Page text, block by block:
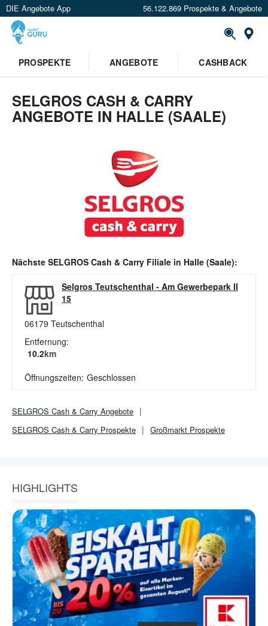
DIE Angebote App 56.122.869 Prospekte & Angebote
PROSPEKTE
ANGEBOTE CASHBACK
SELGROS CASH & CARRY
ANGEBOTE IN HALLE (SAALE)
Nächste SELGROS Cash & Carry Filiale in Halle (Saale):
Selgros Teutschenthal - Am Gewerbepark II
15
06179 Teutschenthal
Entfernung:
10.2km
Öffnungszeiten: Geschlossen
SELGROS Cash & Carry Angebote
SELGROS Cash & Carry Prospekte Großmarkt Prospekte
HIGHLIGHTS